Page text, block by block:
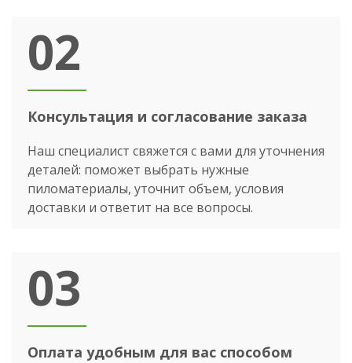
02
Консультация и согласование заказа
Наш специалист свяжется с вами для уточнения
деталей: поможет выбрать нужные
пиломатериалы, уточнит объем, условия
доставки и ответит на все вопросы.
03
Оплата удобным для вас способом